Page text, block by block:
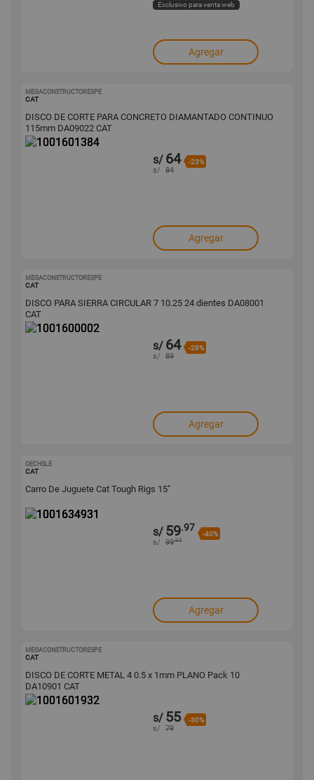
Exclusivo para venta web
Agregar
MEGACONSTRUCTORESPE
CAT
DISCO DE CORTE PARA CONCRETO DIAMANTADO CONTINUO
115mm DA09022 CAT
s/ 64 -23%
s/ 84
Agregar
MEGACONSTRUCTORESPE
CAT
DISCO PARA SIERRA CIRCULAR 7 10.25 24 dientes DA08001
CAT
s/ 64 -28%
s/ 89
Agregar
OECHSLE
CAT
Carro De Juguete Cat Tough Rigs 15"
s/ 59.97
-40%
s/ 99.95
Agregar
MEGACONSTRUCTORESPE
CAT
DISCO DE CORTE METAL 4 0.5 x 1mm PLANO Pack 10
DA10901 CAT
s/ 55 -30%
s/ 79